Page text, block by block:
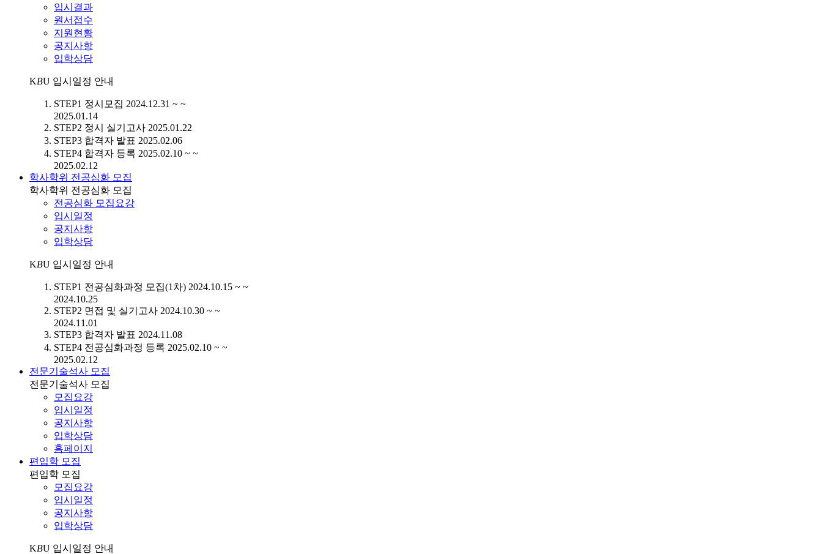
입시결과
원서접수
지원현황
공지사항
입학상담
KBU 입시일정 안내
STEP1 정시모집 2024.12.31 ~ ~
2025.01.14
STEP2 정시 실기고사 2025.01.22
STEP3 합격자 발표 2025.02.06
STEP4 합격자 등록 2025.02.10 ~ ~
2025.02.12
학사학위 전공심화 모집
학사학위 전공심화 모집
전공심화 모집요강
입시일정
공지사항
입학상담
KBU 입시일정 안내
STEP1 전공심화과정 모집(1차) 2024.10.15 ~ ~
2024.10.25
STEP2 면접 및 실기고사 2024.10.30 ~ ~
2024.11.01
STEP3 합격자 발표 2024.11.08
STEP4 전공심화과정 등록 2025.02.10 ~ ~
2025.02.12
전문기술석사 모집
전문기술석사 모집
모집요강
입시일정
공지사항
입학상담
홈페이지
편입학 모집
편입학 모집
모집요강
입시일정
공지사항
입학상담
KBU 입시일정 안내